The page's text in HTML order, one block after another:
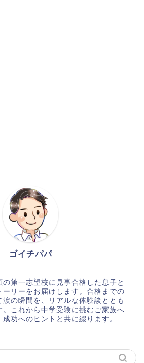
ゴイチパパ
の第一志望校に見事合格した息子と
ーリーをお届けします。合格までの
の瞬間を、リアルな体験談ととも
。これから中学受験に挑むご家族へ
功へのヒントと共に綴ります。